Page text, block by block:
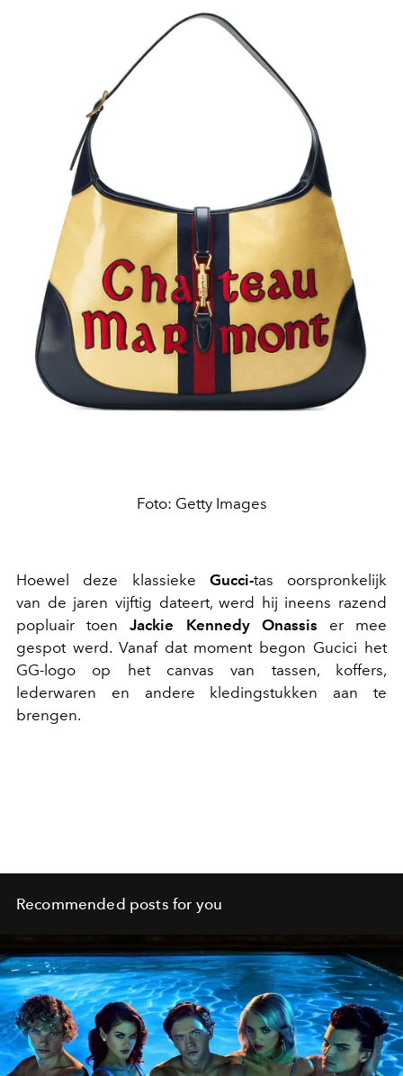
Foto: Getty Images
Hoewel deze klassieke Gucci-tas oorspronkelijk
van de jaren vijftig dateert, werd hij ineens razend
popluair toenJackie Kennedy Onassis er mee
gespot werd. Vanaf dat moment begon Gucici het
GG-logo op het canvas van tassen, koffers,
lederwaren en andere kledingstukken aan te
brengen.
Recommended posts for you